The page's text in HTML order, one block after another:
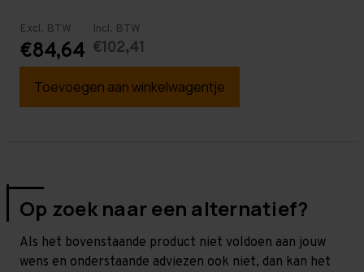
Excl. BTW
€84,64
Incl. BTW
€102,41
Toevoegen aan winkelwagentje
Op zoek naar een alternatief?
Als het bovenstaande product niet voldoen aan jouw
wens en onderstaande adviezen ook niet, dan kan het